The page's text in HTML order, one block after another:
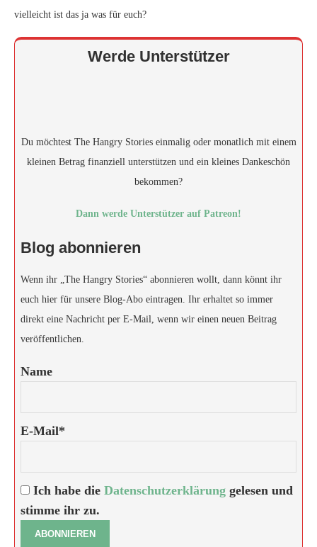
vielleicht ist das ja was für euch?
Werde Unterstützer
Du möchtest The Hangry Stories einmalig oder monatlich mit einem
kleinen Betrag finanziell unterstützen und ein kleines Dankeschön
bekommen?
Dann werde Unterstützer auf Patreon!
Blog abonnieren
Wenn ihr „The Hangry Stories“ abonnieren wollt, dann könnt ihr
euch hier für unsere Blog-Abo eintragen. Ihr erhaltet so immer
direkt eine Nachricht per E-Mail, wenn wir einen neuen Beitrag
veröffentlichen.
Name
E-Mail*
Ich habe die Datenschutzerklärung gelesen und
stimme ihr zu.